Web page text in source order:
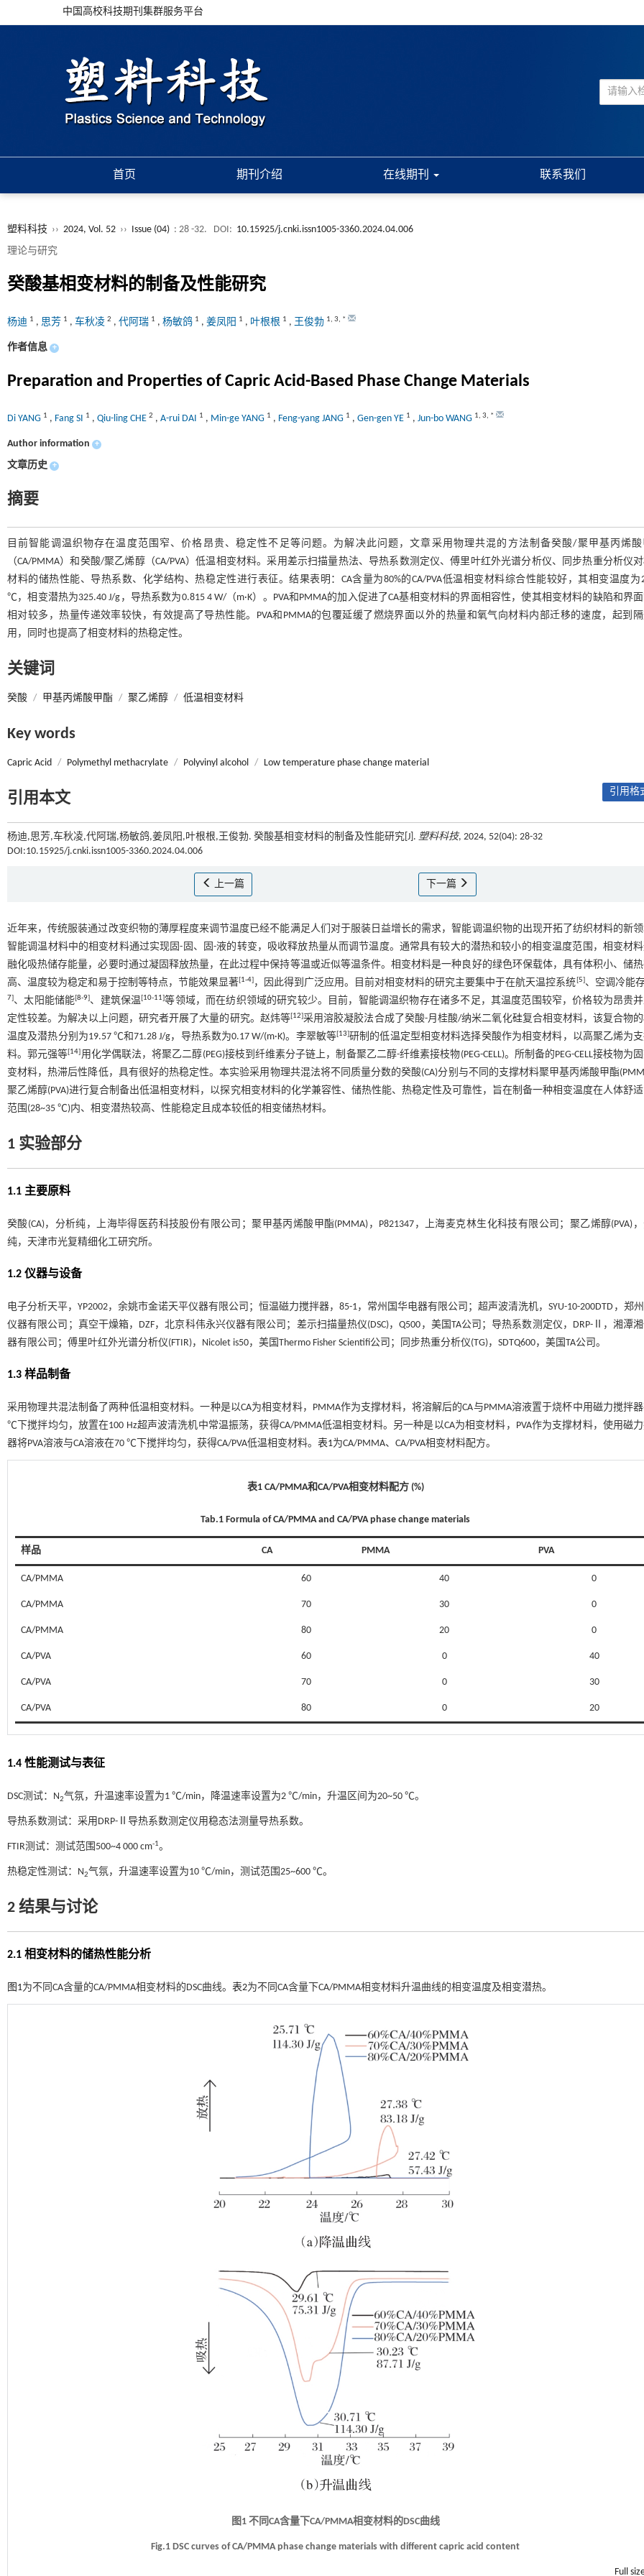
中国高校科技期刊集群服务平台
首页 期刊介绍 在线期刊 联系我们
塑料科技 ›› 2024, Vol. 52 ›› Issue (04) : 28 -32. DOI: 10.15925/j.cnki.issn1005-3360.2024.04.006
理论与研究
癸酸基相变材料的制备及性能研究
杨迪 1 , 思芳 1 , 车秋凌 2 , 代阿瑞 1 , 杨敏鸽 1 , 姜凤阳 1 , 叶根根 1 , 王俊勃 1, 3, *
作者信息 +
Preparation and Properties of Capric Acid-Based Phase Change Materials
Di YANG 1 , Fang SI 1 , Qiu-ling CHE 2 , A-rui DAI 1 , Min-ge YANG 1 , Feng-yang JANG 1 , Gen-gen YE 1 , Jun-bo WANG 1, 3, *
Author information +
文章历史 +
摘要
目前智能调温织物存在温度范围窄、价格昂贵、稳定性不足等问题。为解决此问题，文章采用物理共混的方法制备癸酸/聚甲基丙烯
（CA/PMMA）和癸酸/聚乙烯醇（CA/PVA）低温相变材料。采用差示扫描量热法、导热系数测定仪、傅里叶红外光谱分析仪、同步热重分析仪
材料的储热性能、导热系数、化学结构、热稳定性进行表征。结果表明：CA含量为80%的CA/PVA低温相变材料综合性能较好，其相变温度为
℃，相变潜热为325.40 J/g，导热系数为0.815 4 W/（m·K）。PVA和PMMA的加入促进了CA基相变材料的界面相容性，使其相变材料的缺陷和界
相对较多，热量传递效率较快，有效提高了导热性能。PVA和PMMA的包覆延缓了燃烧界面以外的热量和氧气向材料内部迁移的速度，起到
用，同时也提高了相变材料的热稳定性。
关键词
癸酸 / 甲基丙烯酸甲酯 / 聚乙烯醇 / 低温相变材料
Key words
Capric Acid / Polymethyl methacrylate / Polyvinyl alcohol / Low temperature phase change material
引用本文 引用格
杨迪,思芳,车秋凌,代阿瑞,杨敏鸽,姜凤阳,叶根根,王俊勃. 癸酸基相变材料的制备及性能研究[J]. 塑料科技, 2024, 52(04): 28-32
DOI:10.15925/j.cnki.issn1005-3360.2024.04.006
上一篇 下一篇
近年来，传统服装通过改变织物的薄厚程度来调节温度已经不能满足人们对于服装日益增长的需求，智能调温织物的出现开拓了纺织材料的新领
智能调温材料中的相变材料通过实现固-固、固-液的转变，吸收释放热量从而调节温度。通常具有较大的潜热和较小的相变温度范围，相变材
融化吸热储存能量，必要时通过凝固释放热量，在此过程中保持等温或近似等温条件。相变材料是一种良好的绿色环保载体，具有体积小、储
高、温度较为稳定和易于控制等特点，节能效果显著[1-4] ，因此得到广泛应用。目前对相变材料的研究主要集中于在航天温控系统[5]、空调冷能
7]、太阳能储能[8-9]、建筑保温[10-11]等领域，而在纺织领域的研究较少。目前，智能调温织物存在诸多不足，其温度范围较窄，价格较为昂贵
定性较差。为解决以上问题，研究者开展了大量的研究。赵炜等[12]采用溶胶凝胶法合成了癸酸-月桂酸/纳米二氧化硅复合相变材料，该复合物
温度及潜热分别为19.57 ℃和71.28 J/g，导热系数为0.17 W/(m·K)。李翠敏等[13]研制的低温定型相变材料选择癸酸作为相变材料，以高聚乙烯为
料。郭元强等[14] 用化学偶联法，将聚乙二醇(PEG)接枝到纤维素分子链上，制备聚乙二醇-纤维素接枝物(PEG-CELL)。所制备的PEG-CELL接枝物为
变材料，热滞后性降低，具有很好的热稳定性。本实验采用物理共混法将不同质量分数的癸酸(CA)分别与不同的支撑材料聚甲基丙烯酸甲酯
聚乙烯醇(PVA)进行复合制备出低温相变材料，以探究相变材料的化学兼容性、储热性能、热稳定性及可靠性，旨在制备一种相变温度在人体舒
范围(28~35 ℃)内、相变潜热较高、性能稳定且成本较低的相变储热材料。
1 实验部分
1.1 主要原料
癸酸(CA)，分析纯，上海毕得医药科技股份有限公司；聚甲基丙烯酸甲酯(PMMA)，P821347，上海麦克林生化科技有限公司；聚乙烯醇(PVA)
纯，天津市光复精细化工研究所。
1.2 仪器与设备
电子分析天平，YP2002，余姚市金诺天平仪器有限公司；恒温磁力搅拌器，85-1，常州国华电器有限公司；超声波清洗机，SYU-10-200DTD，郑
仪器有限公司；真空干燥箱，DZF，北京科伟永兴仪器有限公司；差示扫描量热仪(DSC)，Q500，美国TA公司；导热系数测定仪，DRP-Ⅱ，湘潭
器有限公司；傅里叶红外光谱分析仪(FTIR)，Nicolet is50，美国Thermo Fisher Scientifi公司；同步热重分析仪(TG)，SDTQ600，美国TA公司。
1.3 样品制备
采用物理共混法制备了两种低温相变材料。一种是以CA为相变材料，PMMA作为支撑材料，将溶解后的CA与PMMA溶液置于烧杯中用磁力搅拌
℃下搅拌均匀，放置在100 Hz超声波清洗机中常温振荡，获得CA/PMMA低温相变材料。另一种是以CA为相变材料，PVA作为支撑材料，使用磁
器将PVA溶液与CA溶液在70 ℃下搅拌均匀，获得CA/PVA低温相变材料。 表1为CA/PMMA、CA/PVA相变材料配方。
表1 CA/PMMA和CA/PVA相变材料配方 (%)
Tab.1 Formula of CA/PMMA and CA/PVA phase change materials
样品 CA PMMA PVA
CA/PMMA 60 40 0
CA/PMMA 70 30 0
CA/PMMA 80 20 0
CA/PVA 60 0 40
CA/PVA 70 0 30
CA/PVA 80 0 20
1.4 性能测试与表征
DSC测试：N2气氛，升温速率设置为1 ℃/min，降温速率设置为2 ℃/min，升温区间为20~50 ℃。
导热系数测试：采用DRP-Ⅱ导热系数测定仪用稳态法测量导热系数。
FTIR测试：测试范围500~4 000 cm-1。
热稳定性测试：N2气氛，升温速率设置为10 ℃/min，测试范围25~600 ℃。
2 结果与讨论
2.1 相变材料的储热性能分析
图1为不同CA含量的CA/PMMA相变材料的DSC曲线。 表2为不同CA含量下CA/PMMA相变材料升温曲线的相变温度及相变潜热。
图1 不同CA含量下CA/PMMA相变材料的DSC曲线
Fig.1 DSC curves of CA/PMMA phase change materials with different capric acid content
Full